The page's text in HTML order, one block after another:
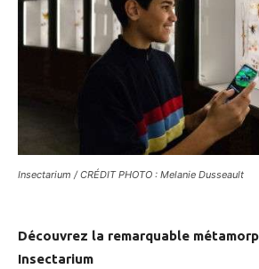
Insectarium / CRÉDIT PHOTO : Melanie Dusseault
Découvrez la remarquable
Insectarium